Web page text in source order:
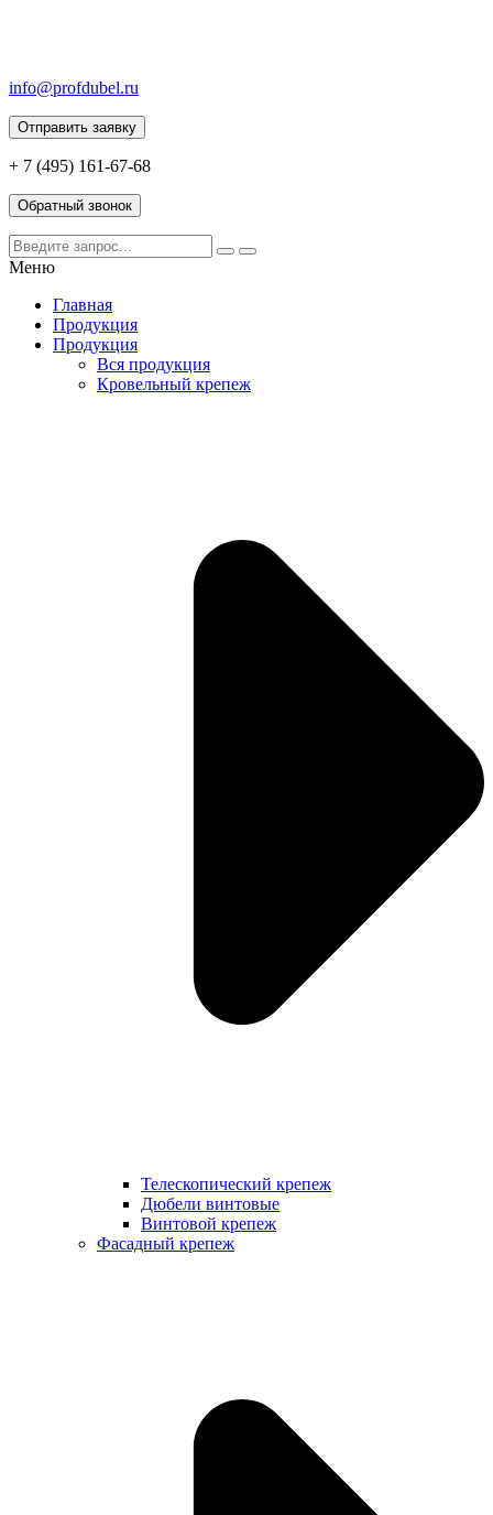
info@profdubel.ru
Отправить заявку
+ 7 (495) 161-67-68
Обратный звонок
Меню
Главная
Продукция
Продукция
Вся продукция
Кровельный крепеж
Телескопический крепеж
Дюбели винтовые
Винтовой крепеж
Фасадный крепеж